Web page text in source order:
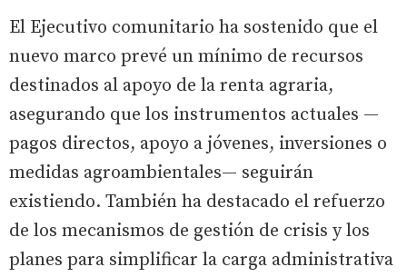
El Ejecutivo comunitario ha sostenido que el
nuevo marco prevé un mínimo de recursos
destinados al apoyo de la renta agraria,
asegurando que los instrumentos actuales —
pagos directos, apoyo a jóvenes, inversiones o
medidas agroambientales— seguirán
existiendo. También ha destacado el refuerzo
de los mecanismos de gestión de crisis y los
planes para simplificar la carga administrativa